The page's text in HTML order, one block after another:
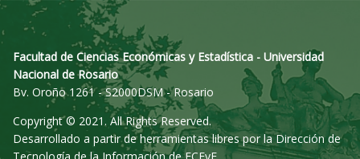
Facultad de Ciencias Económicas y Estadística - Universidad
Nacional de Rosario
Bv. Oroño 1261 - S2000DSM - Rosario
Copyright © 2021. All Rights Reserved.
Desarrollado a partir de herramientas libres por la Dirección de